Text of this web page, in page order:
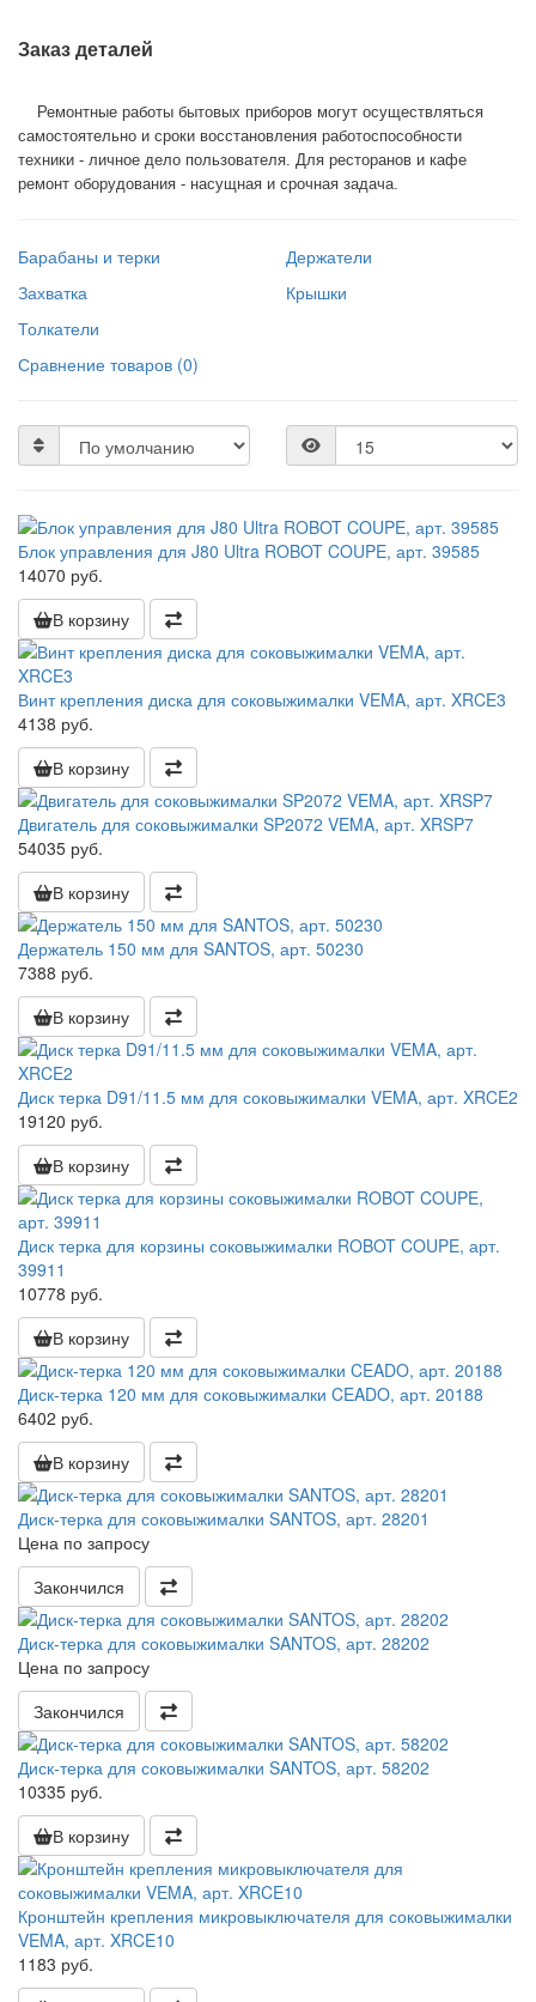
Заказ деталей
Ремонтные работы бытовых приборов могут осуществляться
самостоятельно и сроки восстановления работоспособности
техники - личное дело пользователя. Для ресторанов и кафе
ремонт оборудования - насущная и срочная задача.
Барабаны и терки
Держатели
Захватка
Крышки
Толкатели
Сравнение товаров (0)
Блок управления для J80 Ultra ROBOT COUPE, арт. 39585
14070 руб.
В корзину
Винт крепления диска для соковыжималки VEMA, арт. XRCE3
4138 руб.
В корзину
Двигатель для соковыжималки SP2072 VEMA, арт. XRSP7
54035 руб.
В корзину
Держатель 150 мм для SANTOS, арт. 50230
7388 руб.
В корзину
Диск терка D91/11.5 мм для соковыжималки VEMA, арт. XRCE2
19120 руб.
В корзину
Диск терка для корзины соковыжималки ROBOT COUPE, арт.
39911
10778 руб.
В корзину
Диск-терка 120 мм для соковыжималки CEADO, арт. 20188
6402 руб.
В корзину
Диск-терка для соковыжималки SANTOS, арт. 28201
Цена по запросу
Закончился
Диск-терка для соковыжималки SANTOS, арт. 28202
Цена по запросу
Закончился
Диск-терка для соковыжималки SANTOS, арт. 58202
10335 руб.
В корзину
Кронштейн крепления микровыключателя для соковыжималки
VEMA, арт. XRCE10
1183 руб.